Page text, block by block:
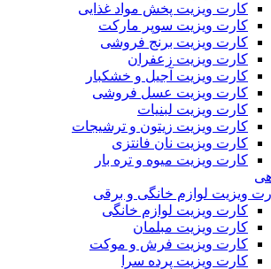
کارت ویزیت پخش مواد غذایی
کارت ویزیت سوپر مارکت
کارت ویزیت برنج فروشی
کارت ویزیت زعفران
کارت ویزیت آجیل و خشکبار
کارت ویزیت عسل فروشی
کارت ویزیت لبنیات
کارت ویزیت زیتون و ترشیجات
کارت ویزیت نان فانتزی
کارت ویزیت میوه و تره بار
ویزیت لوازم خانگی و برقی
کارت ویزیت لوازم خانگی
کارت ویزیت مبلمان
کارت ویزیت فرش و موکت
کارت ویزیت پرده سرا